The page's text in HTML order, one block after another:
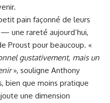
pain façonné de leurs
une rareté aujourd’hui,
Proust pour beaucoup. «
gustativement, mais un
», souligne Anthony
bien que moins pratique
une dimension